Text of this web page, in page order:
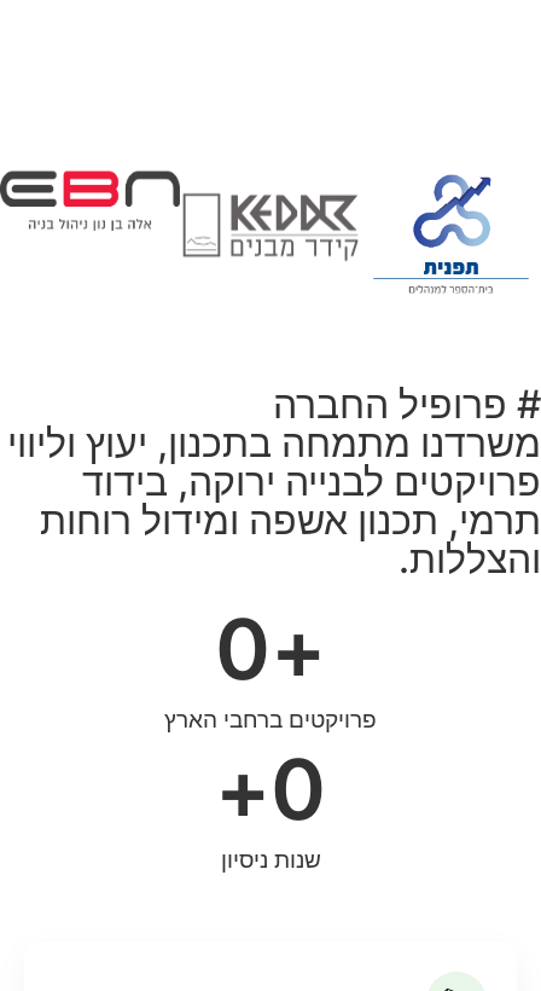
# פרופיל החברה
משרדנו מתמחה בתכנון, יעוץ וליווי
פרויקטים לבנייה ירוקה, בידוד
תרמי, תכנון אשפה ומידול רוחות
והצללות.
פרויקטים ברחבי הארץ
+
0
שנות ניסיון
0
+